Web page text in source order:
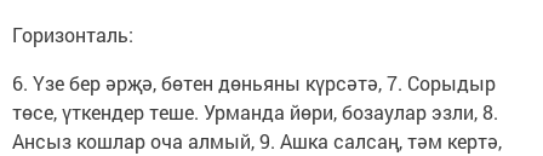
Горизонталь:
6. Үзе бер әрҗә, бөтен дөньяны күрсәтә, 7. Сорыдыр
төсе, үткендер теше. Урманда йөри, бозаулар эзли, 8.
Ансыз кошлар оча алмый, 9. Ашка салсаң, тәм кертә,